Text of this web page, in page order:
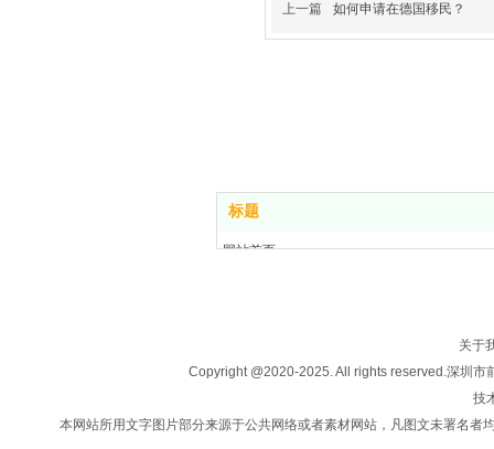
上一篇 如何申请在德国移民？
标题
网站首页
法律咨询
联系我们
关于
Copyright @2020-2025. All rights reserved.深圳
技
本网站所用文字图片部分来源于公共网络或者素材网站，凡图文未署名